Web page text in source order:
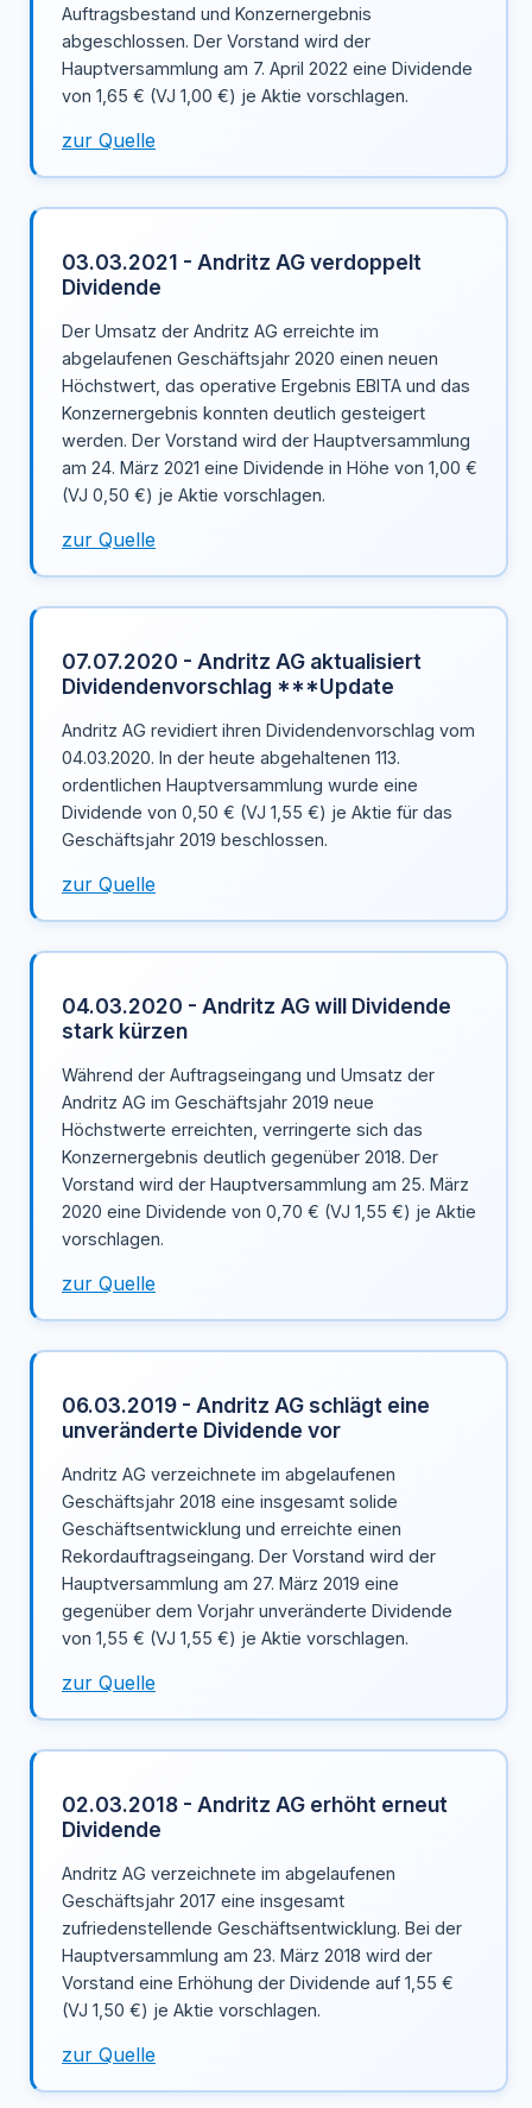
Auftragsbestand und Konzernergebnis
abgeschlossen. Der Vorstand wird der
Hauptversammlung am 7. April 2022 eine Dividende
von 1,65 € (VJ 1,00 €) je Aktie vorschlagen.
zur Quelle
03.03.2021 - Andritz AG verdoppelt
Dividende
Der Umsatz der Andritz AG erreichte im
abgelaufenen Geschäftsjahr 2020 einen neuen
Höchstwert, das operative Ergebnis EBITA und das
Konzernergebnis konnten deutlich gesteigert
werden. Der Vorstand wird der Hauptversammlung
am 24. März 2021 eine Dividende in Höhe von 1,00 €
(VJ 0,50 €) je Aktie vorschlagen.
zur Quelle
07.07.2020 - Andritz AG aktualisiert
Dividendenvorschlag ***Update
Andritz AG revidiert ihren Dividendenvorschlag vom
04.03.2020. In der heute abgehaltenen 113.
ordentlichen Hauptversammlung wurde eine
Dividende von 0,50 € (VJ 1,55 €) je Aktie für das
Geschäftsjahr 2019 beschlossen.
zur Quelle
04.03.2020 - Andritz AG will Dividende
stark kürzen
Während der Auftragseingang und Umsatz der
Andritz AG im Geschäftsjahr 2019 neue
Höchstwerte erreichten, verringerte sich das
Konzernergebnis deutlich gegenüber 2018. Der
Vorstand wird der Hauptversammlung am 25. März
2020 eine Dividende von 0,70 € (VJ 1,55 €) je Aktie
vorschlagen.
zur Quelle
06.03.2019 - Andritz AG schlägt eine
unveränderte Dividende vor
Andritz AG verzeichnete im abgelaufenen
Geschäftsjahr 2018 eine insgesamt solide
Geschäftsentwicklung und erreichte einen
Rekordauftragseingang. Der Vorstand wird der
Hauptversammlung am 27. März 2019 eine
gegenüber dem Vorjahr unveränderte Dividende
von 1,55 € (VJ 1,55 €) je Aktie vorschlagen.
zur Quelle
02.03.2018 - Andritz AG erhöht erneut
Dividende
Andritz AG verzeichnete im abgelaufenen
Geschäftsjahr 2017 eine insgesamt
zufriedenstellende Geschäftsentwicklung. Bei der
Hauptversammlung am 23. März 2018 wird der
Vorstand eine Erhöhung der Dividende auf 1,55 €
(VJ 1,50 €) je Aktie vorschlagen.
zur Quelle